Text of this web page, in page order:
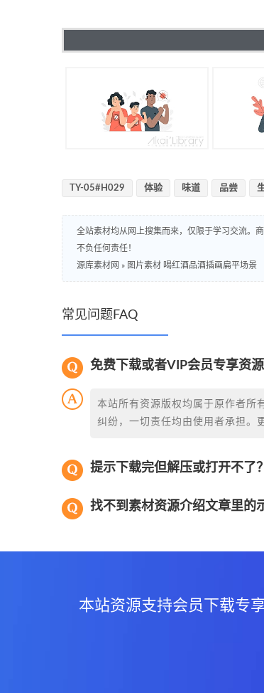
TY-05#H029 体验 味道 品尝
全站素材均从网上搜集而来，仅限于学习交流。
不负任何责任！
源库素材网 » 图片素材 喝红酒品酒插画扁平场景
常见问题FAQ
免费下载或者VIP会员专享资源
本站所有资源版权均属于原作者所
纠纷，一切责任均由使用者承担。
提示下载完但解压或打开不了？
找不到素材资源介绍文章里的
本站资源支持会员下载专